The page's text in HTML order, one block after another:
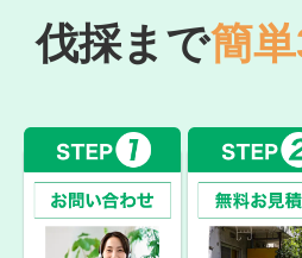
伐採まで簡